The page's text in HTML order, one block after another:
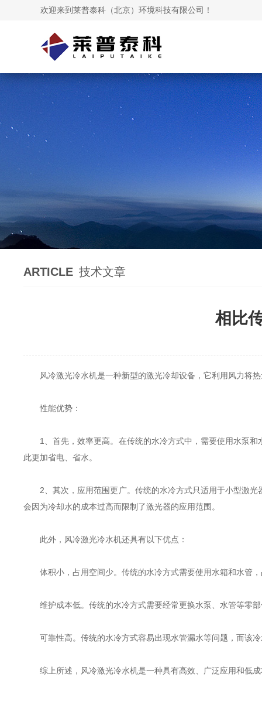
欢迎来到莱普泰科（北京）环境科技有限公司！
ARTICLE 技术文章
相比
风冷激光冷水机是一种新型的激光冷却设备，它利用风力将热
性能优势：
1、首先，效率更高。在传统的水冷方式中，需要使用水泵和
此更加省电、省水。
2、其次，应用范围更广。传统的水冷方式只适用于小型激光
会因为冷却水的成本过高而限制了激光器的应用范围。
此外，风冷激光冷水机还具有以下优点：
体积小，占用空间少。传统的水冷方式需要使用水箱和水管，
维护成本低。传统的水冷方式需要经常更换水泵、水管等零部
可靠性高。传统的水冷方式容易出现水管漏水等问题，而该冷
综上所述，风冷激光冷水机是一种具有高效、广泛应用和低成